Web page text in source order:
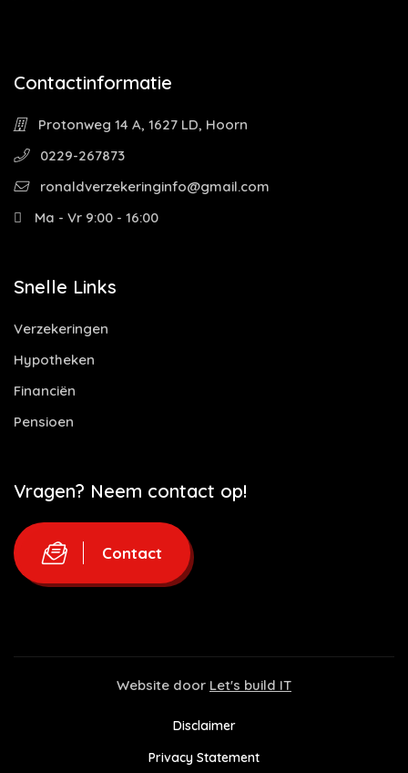
Contactinformatie
Protonweg 14 A, 1627 LD, Hoorn
0229-267873
ronaldverzekeringinfo@gmail.com
Ma - Vr 9:00 - 16:00
Snelle Links
Verzekeringen
Hypotheken
Financiën
Pensioen
Vragen? Neem contact op!
Contact
Website door Let's build IT
Disclaimer
Privacy Statement